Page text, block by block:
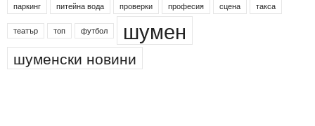
паркинг питейна вода проверки професия сцена такса
театър топ футбол шумен
шуменски новини